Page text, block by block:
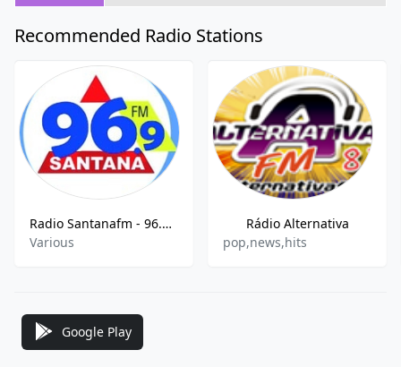
Recommended Radio Stations
Radio Santanafm - 96.9 FM
Various
Rádio Alternativa
pop,news,hits
Google Play